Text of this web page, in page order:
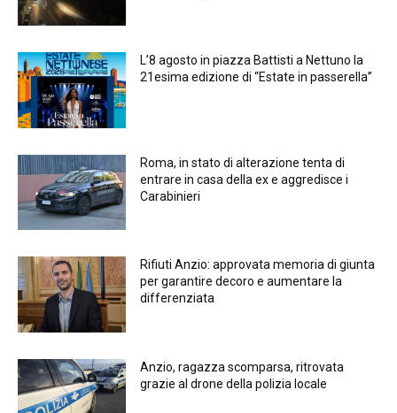
L’8 agosto in piazza Battisti a Nettuno la
21esima edizione di “Estate in passerella”
Roma, in stato di alterazione tenta di
entrare in casa della ex e aggredisce i
Carabinieri
Rifiuti Anzio: approvata memoria di giunta
per garantire decoro e aumentare la
differenziata
Anzio, ragazza scomparsa, ritrovata
grazie al drone della polizia locale